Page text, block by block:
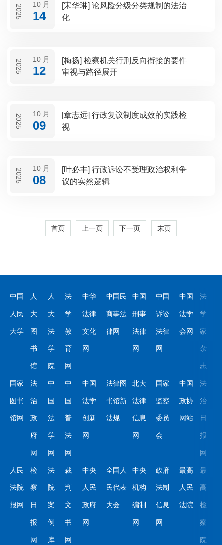
2025 10 月
14
[宋华琳] 论风险分级分类规制的法治
化
2025 10 月
12
[梅扬] 检察机关行刑反向衔接的要件
审视与路径展开
2025 10 月
09
[章志远] 行政复议制度成效的实践检
视
2025 10 月
08
[叶必丰] 行政诉讼不受理政治权利争
议的实然逻辑
首页 上一页 下一页 末页
中国
人民
大学
人
大
图
书
馆
人
大
法
学
院
法
学
教
育
网
中华
法律
文化
网
中国民
商事法
律网
中国
刑事
法律
网
中国
诉讼
法律
网
中国
法学
会网
法
学
家
杂
志
国家
图书
馆网
法
治
政
府
网
中
国
法
学
网
中
国
普
法
网
中国
法学
创新
网
法律图
书馆新
法规
北大
法律
信息
网
国家
监察
委员
会
中国
政协
网站
法
治
日
报
网
人民
法院
报网
检
察
日
报
网
法
院
案
例
库
裁
判
文
书
网
中央
人民
政府
网
全国人
民代表
大会
中央
机构
编制
网
政府
法制
信息
网
最高
人民
法院
最
高
检
察
院